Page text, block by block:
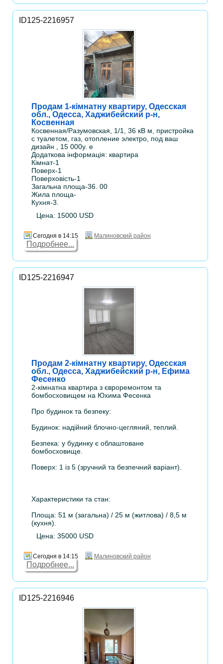
ID125-2216957
Продам 1-кімнатну квартиру, Одесская
обл., Одесса, Хаджибейский р-н,
Косвенная
Косвенная/Разумовская, 1/1, 36 кВ м, пристройка
с туалетом, газ, отопление электро, под ваш
дизайн , 15 000у. е
Додаткова інформація: квартира
Кімнат-1
Поверх-1
Поверховість-1
Загальна площа-36. 00
Жила площа-
Кухня-3.
Цена: 15000 USD
Сегодня в 14:15 Малиновский район
Подробнее...
ID125-2216947
Продам 2-кімнатну квартиру, Одесская
обл., Одесса, Хаджибейский р-н, Ефима
Фесенко
2-кімнатна квартира з євроремонтом та
бомбосховищем на Юхима Фесенка
Про будинок та безпеку:
Будинок: надійний блочно-цегляний, теплий.
Безпека: у будинку є облаштоване
бомбосховище.
Поверх: 1 із 5 (зручний та безпечний варіант).
Характеристики та стан:
Площа: 51 м (загальна) / 25 м (житлова) / 8,5 м
(кухня).
Цена: 35000 USD
Сегодня в 14:15 Малиновский район
Подробнее...
ID125-2216946